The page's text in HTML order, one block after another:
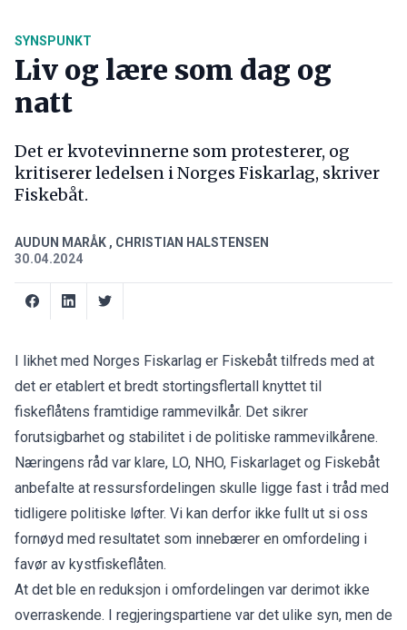
SYNSPUNKT
Liv og lære som dag og
natt
Det er kvotevinnerne som protesterer, og
kritiserer ledelsen i Norges Fiskarlag, skriver
Fiskebåt.
AUDUN MARÅK , CHRISTIAN HALSTENSEN
30.04.2024
I likhet med Norges Fiskarlag er Fiskebåt tilfreds med at
det er etablert et bredt stortingsflertall knyttet til
fiskeflåtens framtidige rammevilkår. Det sikrer
forutsigbarhet og stabilitet i de politiske rammevilkårene.
Næringens råd var klare, LO, NHO, Fiskarlaget og Fiskebåt
anbefalte at ressursfordelingen skulle ligge fast i tråd med
tidligere politiske løfter. Vi kan derfor ikke fullt ut si oss
fornøyd med resultatet som innebærer en omfordeling i
favør av kystfiskeflåten.
At det ble en reduksjon i omfordelingen var derimot ikke
overraskende. I regjeringspartiene var det ulike syn, men de